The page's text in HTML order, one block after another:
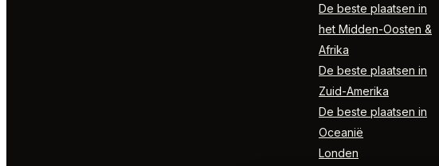
De beste plaatsen in
het Midden-Oosten &
Afrika
De beste plaatsen in
Zuid-Amerika
De beste plaatsen in
Oceanië
Londen